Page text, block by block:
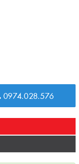
0974.028.576